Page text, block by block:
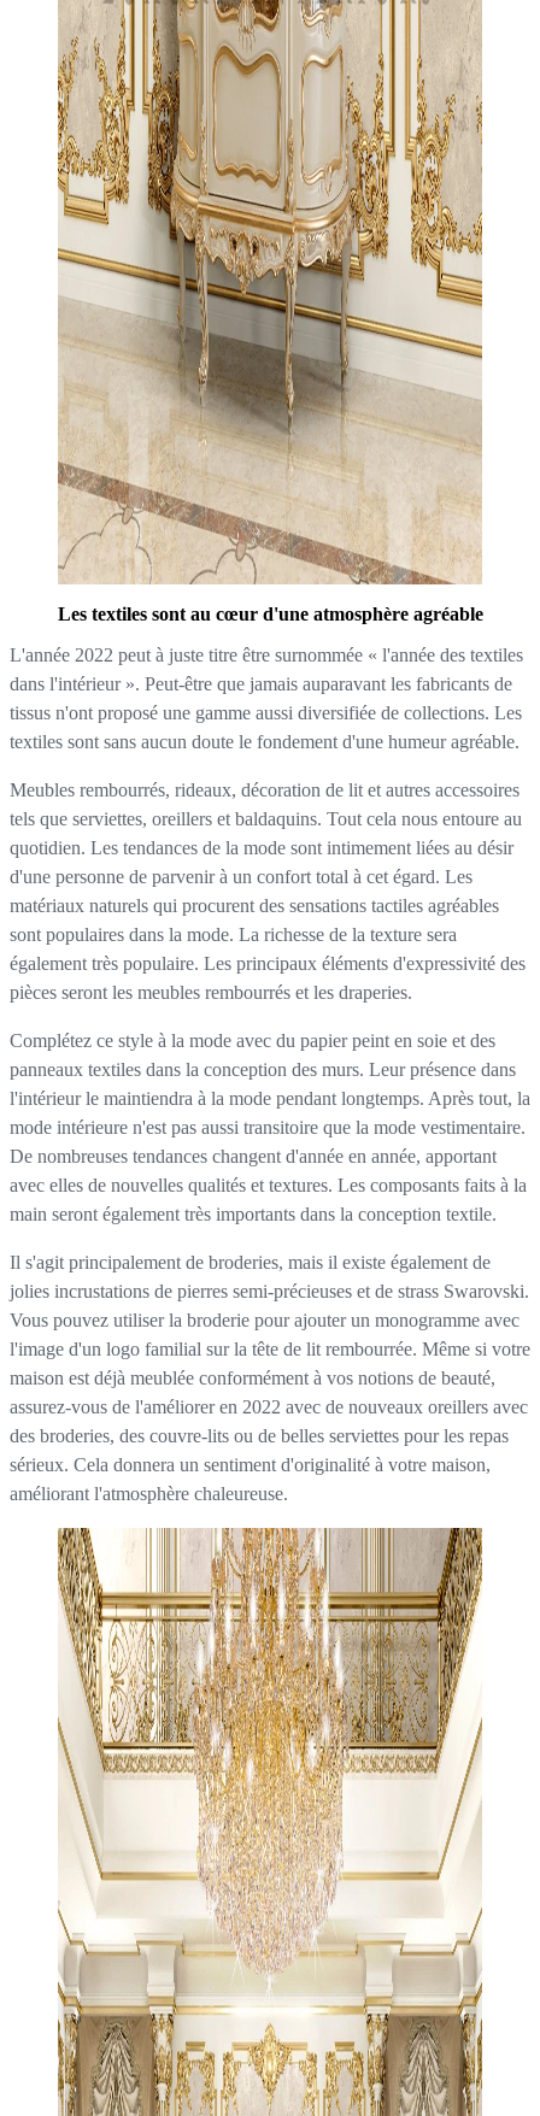
Les textiles sont au cœur d'une atmosphère agréable
L'année 2022 peut à juste titre être surnommée « l'année des textiles
dans l'intérieur ». Peut-être que jamais auparavant les fabricants de
tissus n'ont proposé une gamme aussi diversifiée de collections. Les
textiles sont sans aucun doute le fondement d'une humeur agréable.
Meubles rembourrés, rideaux, décoration de lit et autres accessoires
tels que serviettes, oreillers et baldaquins. Tout cela nous entoure au
quotidien. Les tendances de la mode sont intimement liées au désir
d'une personne de parvenir à un confort total à cet égard. Les
matériaux naturels qui procurent des sensations tactiles agréables
sont populaires dans la mode. La richesse de la texture sera
également très populaire. Les principaux éléments d'expressivité des
pièces seront les meubles rembourrés et les draperies.
Complétez ce style à la mode avec du papier peint en soie et des
panneaux textiles dans la conception des murs. Leur présence dans
l'intérieur le maintiendra à la mode pendant longtemps. Après tout, la
mode intérieure n'est pas aussi transitoire que la mode vestimentaire.
De nombreuses tendances changent d'année en année, apportant
avec elles de nouvelles qualités et textures. Les composants faits à la
main seront également très importants dans la conception textile.
Il s'agit principalement de broderies, mais il existe également de
jolies incrustations de pierres semi-précieuses et de strass Swarovski.
Vous pouvez utiliser la broderie pour ajouter un monogramme avec
l'image d'un logo familial sur la tête de lit rembourrée. Même si votre
maison est déjà meublée conformément à vos notions de beauté,
assurez-vous de l'améliorer en 2022 avec de nouveaux oreillers avec
des broderies, des couvre-lits ou de belles serviettes pour les repas
sérieux. Cela donnera un sentiment d'originalité à votre maison,
améliorant l'atmosphère chaleureuse.